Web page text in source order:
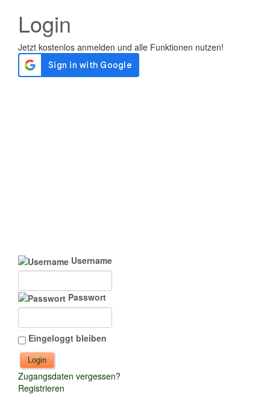
Login
Username
Passwort
Eingeloggt bleiben
Zugangsdaten vergessen?
Registrieren